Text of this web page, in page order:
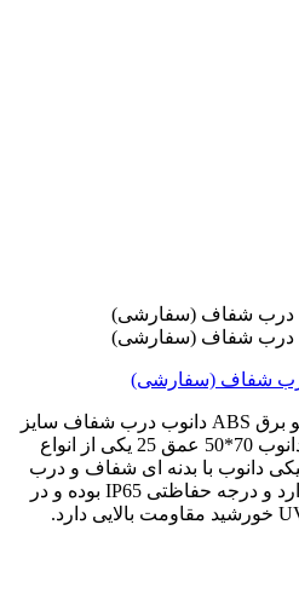
خرید و لیست قیمت باکس تابلو برق ABS دانوب درب شفاف سایز
25*70*50 : تابلو برق یا باکس دانوب 70*50 عمق 25 یکی از انواع
دانوب با بدنه ای شفاف و درب
همرنگ دارای گواهینامه استاندارد و درجه حفاظتی IP65 بوده و در